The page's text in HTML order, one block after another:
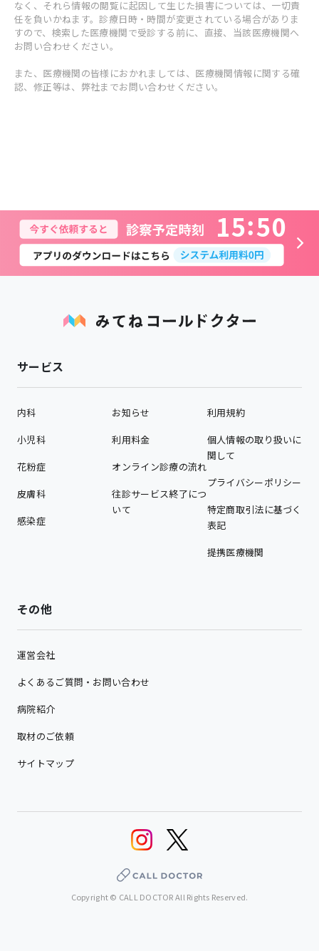
なく、それら情報の閲覧に起因して生じた損害については、一切責
任を負いかねます。診療日時・時間が変更されている場合がありま
すので、検索した医療機関で受診する前に、直接、当該医療機関へ
お問い合わせください。
また、医療機関の皆様におかれましては、医療機関情報に関する確
認、修正等は、弊社までお問い合わせください。
15 50
サービス
内科
小児科
花粉症
皮膚科
感染症
お知らせ
利用料金
オンライン診療の流れ
往診サービス終了につ
いて
利用規約
個人情報の取り扱いに
関して
プライバシーポリシー
特定商取引法に基づく
表記
提携医療機関
その他
運営会社
よくあるご質問・お問い合わせ
病院紹介
取材のご依頼
サイトマップ
Copyright © CALL DOCTOR All Rights Reserved.